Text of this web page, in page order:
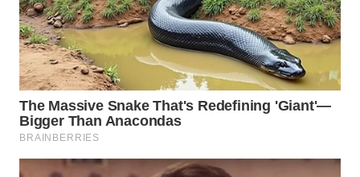
SUBANG
WN
SUKABUMI
WN
PURWAKARTA
WN